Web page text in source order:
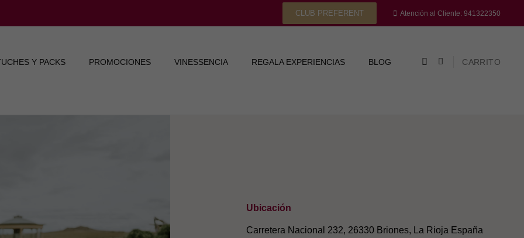
CLUB PREFERENT Atención al Cliente: 941322350
Y PACKS PROMOCIONES VINESSENCIA REGALA EXPERIENCIAS BLOG CARRITO
Ubicación
Carretera Nacional 232, 26330 Briones, La Rioja España